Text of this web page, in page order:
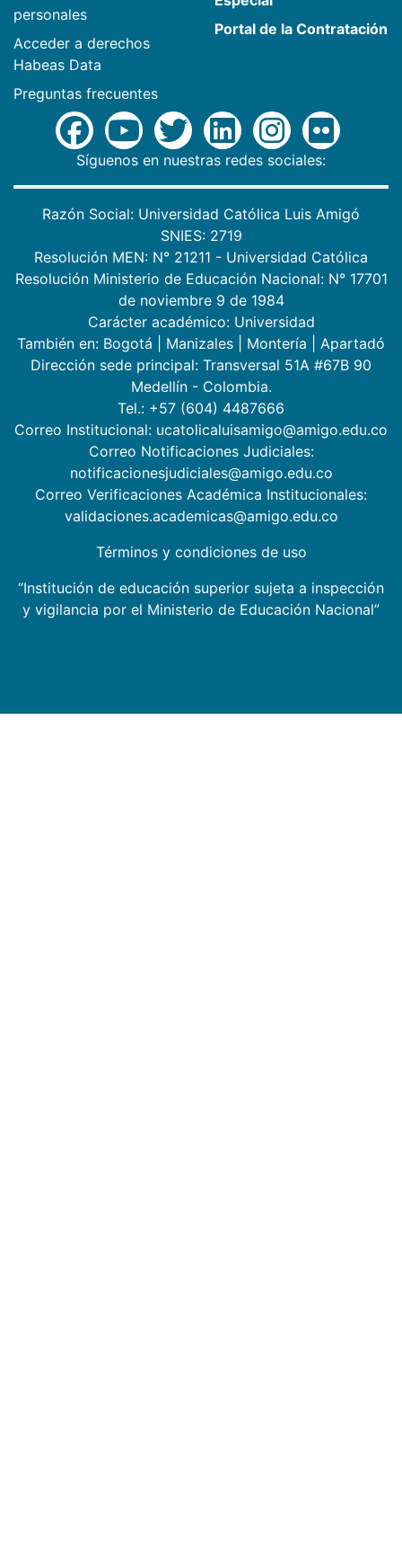
personales
Acceder a derechos
Habeas Data
Preguntas frecuentes
Portal de la Contratación
Síguenos en nuestras redes sociales:
Razón Social: Universidad Católica Luis Amigó
SNIES: 2719
Resolución MEN: N° 21211 - Universidad Católica
Resolución Ministerio de Educación Nacional: N° 17701
de noviembre 9 de 1984
Carácter académico: Universidad
También en: Bogotá Manizales Montería
Apartadó
Dirección sede principal: Transversal 51A #67B 90
Medellín - Colombia.
Tel.: +57 (604) 4487666
Correo Institucional: ucatolicaluisamigo@amigo.edu.co
Correo Notificaciones Judiciales:
notificacionesjudiciales@amigo.edu.co
Correo Verificaciones Académica Institucionales:
validaciones.academicas@amigo.edu.co
Términos y condiciones de uso
“Institución de educación superior sujeta a inspección
y vigilancia por el Ministerio de Educación Nacional”